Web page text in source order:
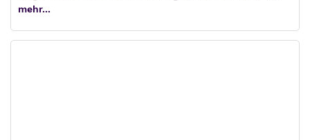
mehr...